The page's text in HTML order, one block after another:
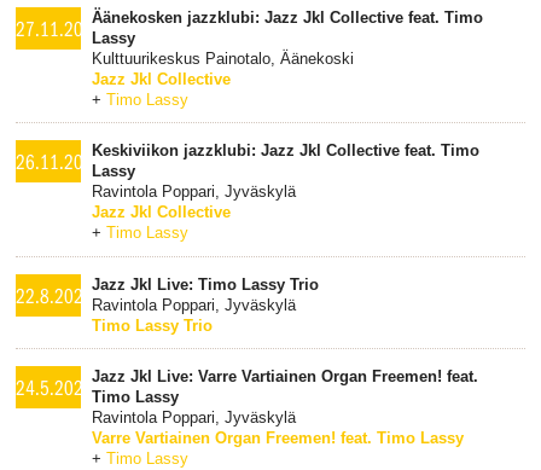
27.11.2025Äänekosken jazzklubi: Jazz Jkl Collective feat. Timo
Lassy
Kulttuurikeskus Painotalo, Äänekoski
Jazz Jkl Collective
+Timo Lassy
26.11.2025Keskiviikon jazzklubi: Jazz Jkl Collective feat. Timo
Lassy
Ravintola Poppari, Jyväskylä
Jazz Jkl Collective
+Timo Lassy
22.8.2025Jazz Jkl Live: Timo Lassy Trio
Ravintola Poppari, Jyväskylä
Timo Lassy Trio
24.5.2025Jazz Jkl Live: Varre Vartiainen Organ Freemen! feat.
Timo Lassy
Ravintola Poppari, Jyväskylä
Varre Vartiainen Organ Freemen! feat. Timo Lassy
+Timo Lassy